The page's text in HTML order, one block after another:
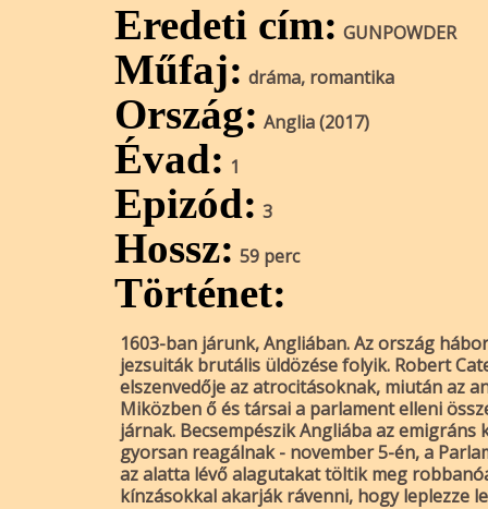
Eredeti cím: GUNPOWDER
Műfaj: dráma, romantika
Ország: Anglia (2017)
Évad: 1
Epizód: 3
Hossz: 59 perc
Történet:
1603-ban járunk, Angliában. Az ország
jezsuiták brutális üldözése folyik. Robert
elszenvedője az atrocitásoknak, miután az
Miközben ő és társai a parlament elleni
járnak. Becsempészik Angliába az
gyorsan reagálnak - november 5-én, a
az alatta lévő alagutakat töltik meg
kínzásokkal akarják rávenni, hogy leplezze